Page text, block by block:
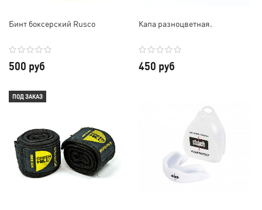
Бинт боксерский Rusco
500 руб
Капа разноцветная.
450 руб
ПОД ЗАКАЗ